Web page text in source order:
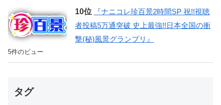
『ナニコレ珍百景2時間SP 祝!!視聴
者投稿5万通突破 史上最強!!日本全国の衝
撃(秘)風景グランプリ』
5件のビュー
タグ